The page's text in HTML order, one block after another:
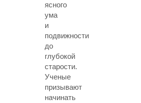
ясного
ума
и
подвижности
до
глубокой
старости.
Ученые
призывают
начинать